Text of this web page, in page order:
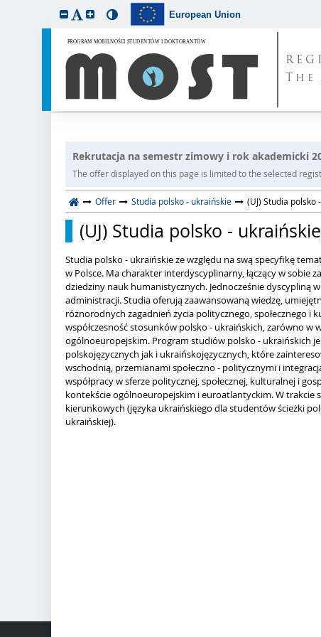
European Union
The
Rekrutacja na semestr zimowy i rok akademicki
The offer displayed on this page is limited to the selected
Offer Studia polsko - ukraińskie (UJ) Studia
(UJ) Studia polsko -
Studia polsko - ukraińskie ze względu na swą specyfikę
w Polsce. Ma charakter interdyscyplinarny, łączący w sobie
dziedziny nauk humanistycznych. Jednocześnie dyscypliną
administracji. Studia oferują zaawansowaną wiedzę,
różnorodnych zagadnień życia politycznego, społecznego
współczesność stosunków polsko - ukraińskich, zarówno w
ogólnoeuropejskim. Program studiów polsko - ukraińskich
polskojęzycznych jak i ukraińskojęzycznych, które
wschodnią, przemianami społeczno - politycznymi i
współpracy w sferze politycznej, społecznej, kulturalnej i
kontekście ogólnoeuropejskim i euroatlantyckim. W
kierunkowych (języka ukraińskiego dla studentów ścieżki
ukraińskiej).